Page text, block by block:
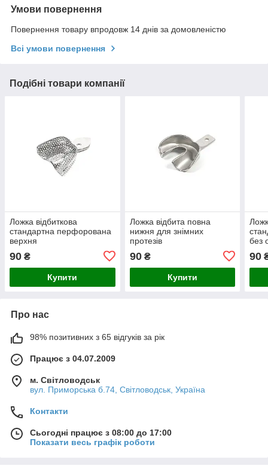
Умови повернення
Повернення товару впродовж 14 днів за домовленістю
Всі умови повернення
Подібні товари компанії
Ложка відбиткова
стандартна перфорована
верхня
90 ₴
Купити
Ложка відбита повна
нижня для знімних
протезів
90₴
Купити
без
90
Про нас
98% позитивних з 65 відгуків за рік
Працює з 04.07.2009
м. Світловодськ
вул. Приморська б.74, Світловодськ, Україна
Контакти
Сьогодні працює з 08:00 до 17:00
Показати весь графік роботи